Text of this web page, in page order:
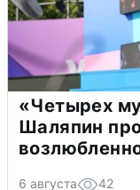
«Четырех
Шаляпин
6 августа 42